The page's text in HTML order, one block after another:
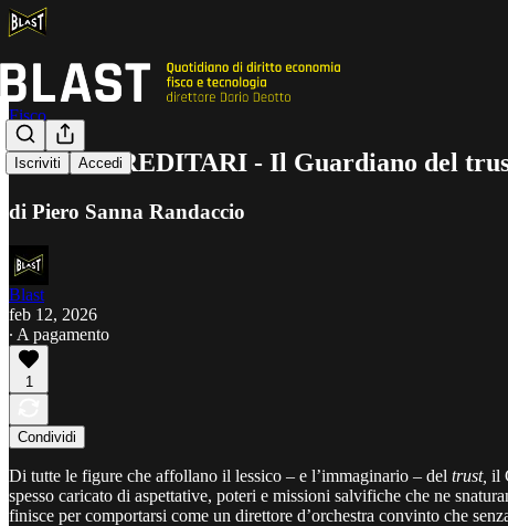
Iscriviti Accedi
Fisco
SPILLI EREDITARI - Il Guardiano del
di Piero Sanna Randaccio
Blast
feb 12, 2026
∙ A pagamento
1
Condividi
Di tutte le figure che affollano il lessico – e l’immaginario – del trust, il
spesso caricato di aspettative, poteri e missioni salvifiche che ne
finisce per comportarsi come un direttore d’orchestra convinto che